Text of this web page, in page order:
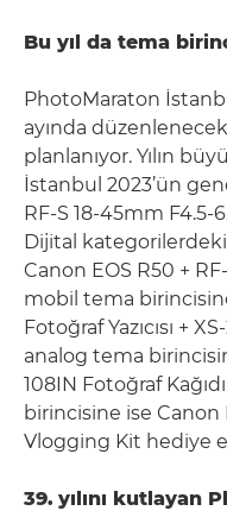
Bu yıl da tema
PhotoMaraton
ayında
planlanıyor. Yılın
İstanbul 2023’ün
RF-S 18-45mm F4.5-
Dijital
Canon EOS R50 +
mobil tema
Fotoğraf Yazıcısı +
analog tema
108IN Fotoğraf
birincisine ise Canon
Vlogging Kit hediye
39. yılını kutlayan